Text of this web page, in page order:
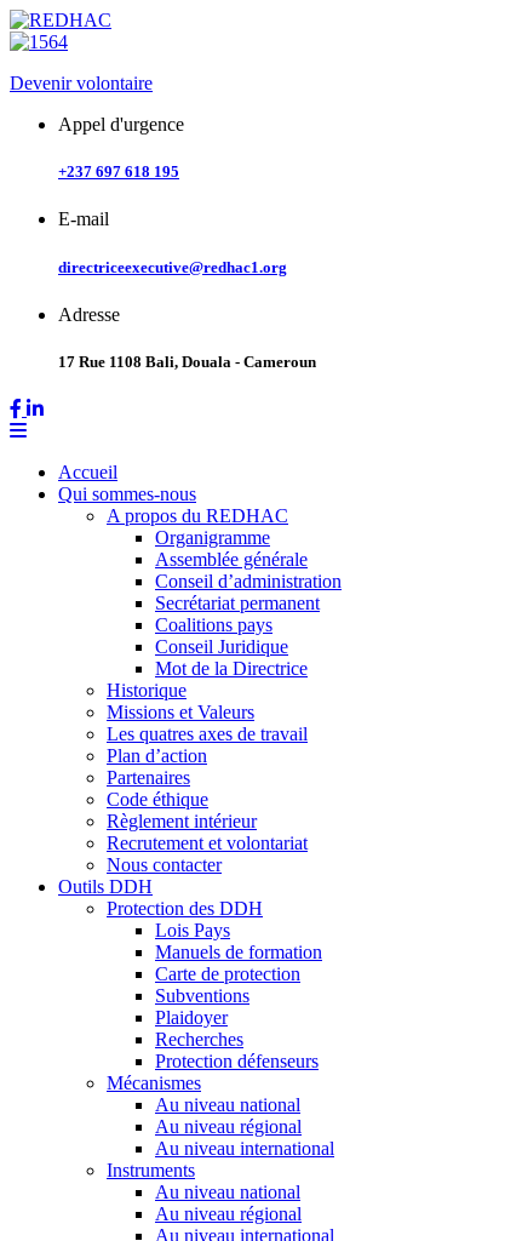
Skip
to
Devenir volontaire
Appel d'urgence
+237 697 618 195
E-mail
directriceexecutive@redhac1.org
Adresse
17 Rue 1108 Bali, Douala - Cameroun
Accueil
Qui sommes-nous
A propos du REDHAC
Organigramme
Assemblée générale
Conseil d’administration
Secrétariat permanent
Coalitions pays
Conseil Juridique
Mot de la Directrice
Historique
Missions et Valeurs
Les quatres axes de travail
Plan d’action
Partenaires
Code éthique
Règlement intérieur
Recrutement et volontariat
Nous contacter
Outils DDH
Protection des DDH
Lois Pays
Manuels de formation
Carte de protection
Subventions
Plaidoyer
Recherches
Protection défenseurs
Mécanismes
Au niveau national
Au niveau régional
Au niveau international
Instruments
Au niveau national
Au niveau régional
Au niveau international